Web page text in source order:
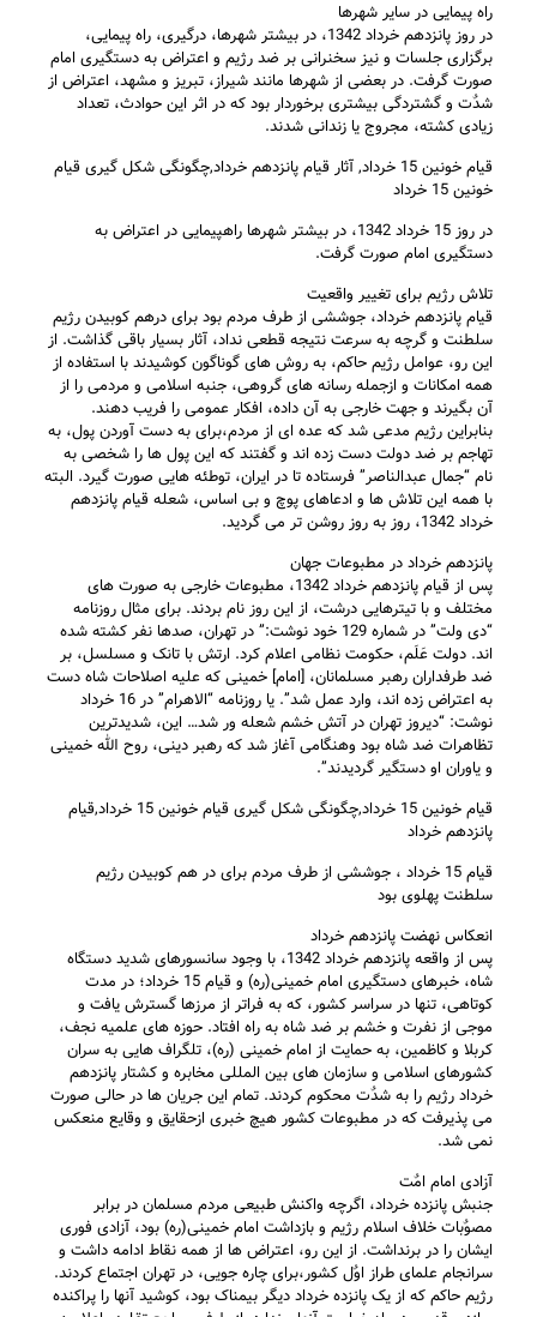
راه پيمايی در ساير شهرها
در روز پانزدهم خرداد 1342، در بيشتر شهرها، درگيری، راه پيمايی،
برگزاری جلسات و نيز سخنرانی بر ضد رژيم و اعتراض به دستگيری امام
صورت گرفت. در بعضی از شهرها مانند شيراز، تبريز و مشهد، اعتراض از
شدٌت و گشتردگی بيشتری برخوردار بود که در اثر اين حوادث، تعداد
زيادی کشته، مجروج يا زندانی شدند.
قیام خونین 15 خرداد, آثار قیام پانزدهم خرداد,چگونگی شکل گیری قیام
خونین 15 خرداد
در روز 15 خرداد 1342، در بيشتر شهرها راهپيمايی در اعتراض به
دستگيری امام صورت گرفت.
تلاش رژيم برای تغيير واقعيت
قيام پانزدهم خرداد، جوششی از طرف مردم بود برای درهم کوبيدن رژيم
سلطنت و گرچه به سرعت نتيجه قطعی نداد، آثار بسيار باقی گذاشت. از
اين رو، عوامل رژيم حاکم، به روش های گوناگون کوشيدند با استفاده از
همه امکانات و ازجمله رسانه های گروهی، جنبه اسلامی و مردمی را از
آن بگيرند و جهت خارجی به آن داده، افکار عمومی را فريب دهند.
بنابراين رژيم مدعی شد که عده ای از مردم،برای به دست آوردن پول، به
تهاجم بر ضد دولت دست زده اند و گفتند که اين پول ها را شخصی به
نام “جمال عبدالناصر” فرستاده تا در ايران، توطئه هايی صورت گيرد. البته
با همه اين تلاش ها و ادعاهای پوچ و بی اساس، شعله قيام پانزدهم
خرداد 1342، روز به روز روشن تر می گرديد.
پانزدهم خرداد در مطبوعات جهان
پس از قيام پانزدهم خرداد 1342، مطبوعات خارجی به صورت های
مختلف و با تيترهايی درشت، از اين روز نام بردند. برای مثال روزنامه
“دی ولت” در شماره 129 خود نوشت:” در تهران، صدها نفر کشته شده
اند. دولت عَلَم، حکومت نظامی اعلام کرد. ارتش با تانک و مسلسل، بر
ضد طرفداران رهبر مسلمانان، [امام] خمينی که عليه اصلاحات شاه دست
به اعتراض زده اند، وارد عمل شد”. يا روزنامه “الاهرام” در 16 خرداد
نوشت: “ديروز تهران در آتش خشم شعله ور شد… اين، شديدترين
تظاهرات ضد شاه بود وهنگامی آغاز شد که رهبر دينی، روح الله خمينی
و ياوران او دستگير گرديدند”.
قیام خونین 15 خرداد,چگونگی شکل گیری قیام خونین 15 خرداد,قیام
پانزدهم خرداد
قيام 15 خرداد ، جوششی از طرف مردم برای در هم کوبيدن رژيم
سلطنت پهلوی بود
انعکاس نهضت پانزدهم خرداد
پس از واقعه پانزدهم خرداد 1342، با وجود سانسورهای شديد دستگاه
شاه، خبرهای دستگيری امام خمينی(ره) و قيام 15 خرداد؛ در مدت
کوتاهی، تنها در سراسر کشور، که به فراتر از مرزها گسترش يافت و
موجی از نفرت و خشم بر ضد شاه به راه افتاد. حوزه های علميه نجف،
کربلا و کاظمين، به حمايت از امام خمينی (ره)، تلگراف هايی به سران
کشورهای اسلامی و سازمان های بين المللی مخابره و کشتار پانزدهم
خرداد رژيم را به شدٌت محکوم کردند. تمام اين جريان ها در حالی صورت
می پذيرفت که در مطبوعات کشور هيچ خبری ازحقايق و وقايع منعکس
نمی شد.
آزادی امام امٌت
جنبش پانزده خرداد، اگرچه واکنش طبيعی مردم مسلمان در برابر
مصوٌبات خلاف اسلام رژيم و بازداشت امام خمينی(ره) بود، آزادی فوری
ايشان را در برنداشت. از اين رو، اعتراض ها از همه نقاط ادامه داشت و
سرانجام علمای طراز اوٌل کشور،برای چاره جويی، در تهران اجتماع کردند.
رژيم حاکم که از يک پانزده خرداد ديگر بيمناک بود، کوشيد آنها را پراکنده